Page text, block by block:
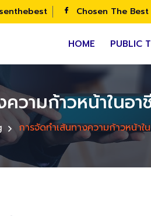
Chosen The Best
HOME PUBLIC
ความก้าวหน้าใน
การจัดทำเส้นทางความก้าวหน้า